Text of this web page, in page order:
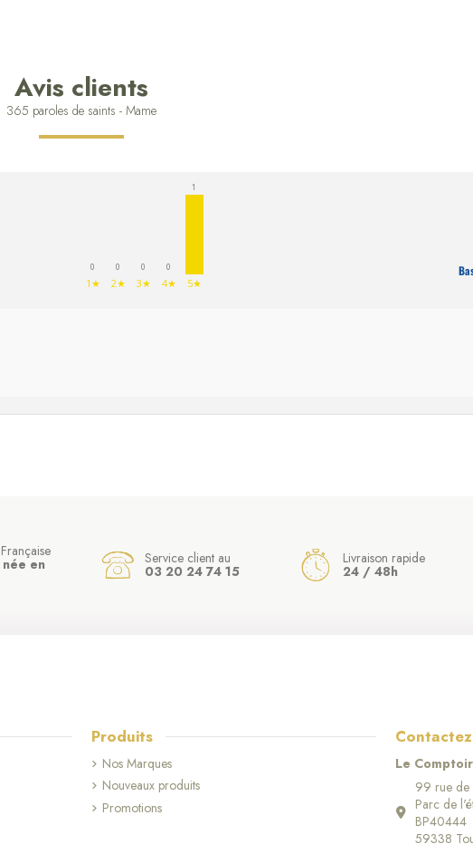
Avis clients
365 paroles de saints - Mame
0
1★
0
2★
0
3★
0
4★
1
5★
en Service client au
03 20 24 74 15
Livraison rapide
24 / 48h
Produits
Nos Marques
Nouveaux produits
Promotions
Le
99 rue de
Parc de
BP40444
59338